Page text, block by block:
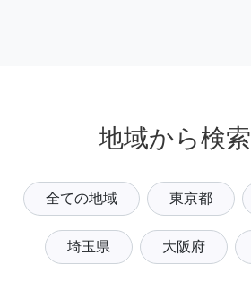
地域から検
全ての地域 東京都
埼玉県 大阪府